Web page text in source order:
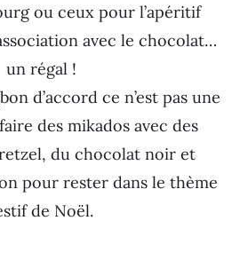
ou ceux pour l’apéritif
avec le chocolat…
un régal !
d’accord ce n’est pas une
des mikados avec des
du chocolat noir et
pour rester dans le thème
de Noël.